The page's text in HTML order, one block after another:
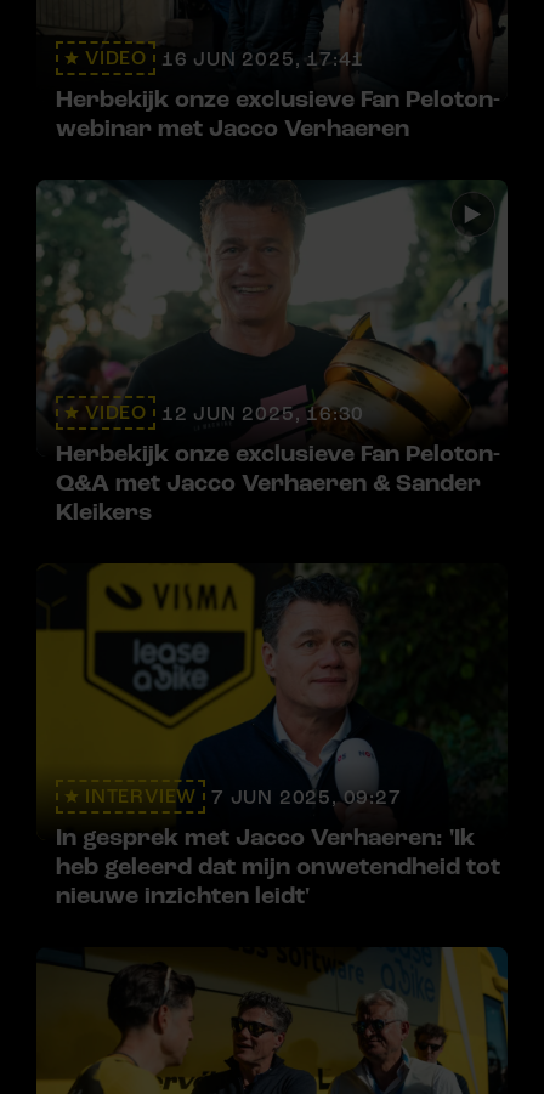
VIDEO 16 JUN 2025, 17:41
Herbekijk onze exclusieve Fan Peloton-
webinar met Jacco Verhaeren
VIDEO 12 JUN 2025, 16:30
Herbekijk onze exclusieve Fan Peloton-
Q&A met Jacco Verhaeren & Sander
Kleikers
INTERVIEW 7 JUN 2025, 09:27
In gesprek met Jacco Verhaeren: 'Ik
heb geleerd dat mijn onwetendheid tot
nieuwe inzichten leidt'